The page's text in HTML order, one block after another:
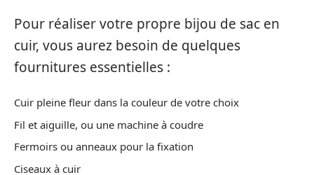
Pour réaliser votre propre bijou de sac en
cuir, vous aurez besoin de quelques
fournitures essentielles :
Cuir pleine fleur dans la couleur de votre choix
Fil et aiguille, ou une machine à coudre
Fermoirs ou anneaux pour la fixation
Ciseaux à cuir